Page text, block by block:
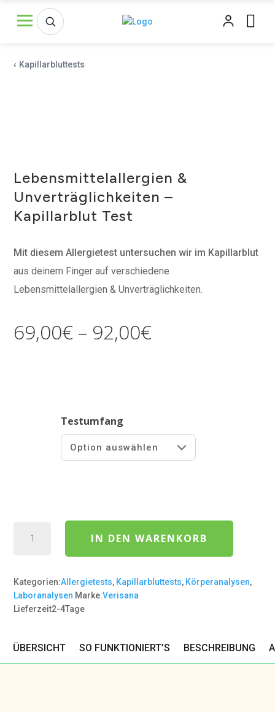
‹ Kapillarbluttests
Lebensmittelallergien &
Unverträglichkeiten –
Kapillarblut Test
Mit diesem Allergietest untersuchen wir im Kapillarblut
aus deinem Finger auf verschiedene
Lebensmittelallergien & Unverträglichkeiten.
69,00€ – 92,00€Preisspanne:
Testumfang
IN DEN WARENKORB
Kategorien:Allergietests, Kapillarbluttests, Körperanalysen,
Laboranalysen Marke:Verisana
Lieferzeit2-4Tage
ÜBERSICHT SO FUNKTIONIERT’S BESCHREIBUNG